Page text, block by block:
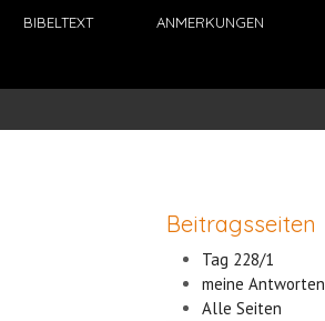
BIBELTEXT ANMERKUNGEN
Beitragsseiten
Tag 228/1
meine Antworten
Alle Seiten